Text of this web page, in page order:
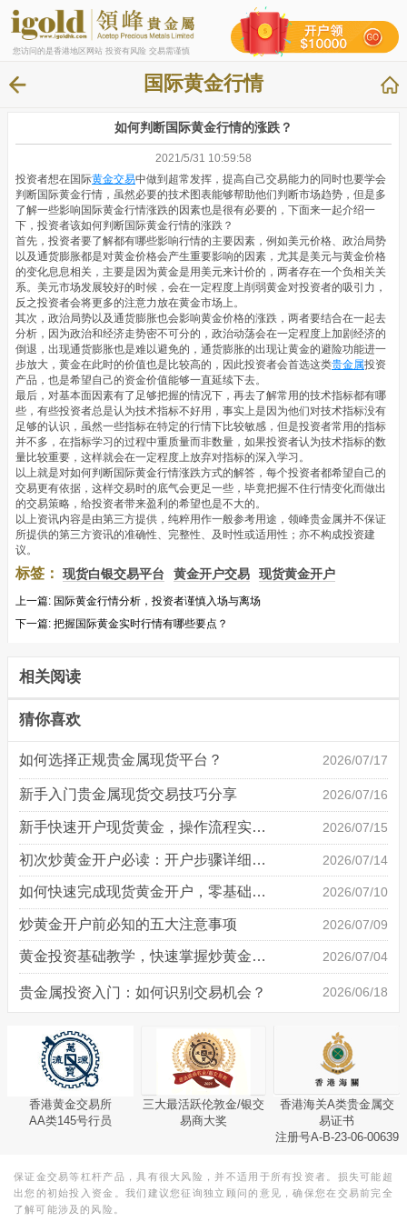
您访问的是香港地区网站 投资有风险 交易需谨慎
国际黄金行情
如何判断国际黄金行情的涨跌？
2021/5/31 10:59:58
投资者想在国际黄金交易中做到超常发挥，提高自己交易能力的同时也要学会
判断国际黄金行情，虽然必要的技术图表能够帮助他们判断市场趋势，但是多
了解一些影响国际黄金行情涨跌的因素也是很有必要的，下面来一起介绍一
下，投资者该如何判断国际黄金行情的涨跌？
首先，投资者要了解都有哪些影响行情的主要因素，例如美元价格、政治局势
以及通货膨胀都是对黄金价格会产生重要影响的因素，尤其是美元与黄金价格
的变化息息相关，主要是因为黄金是用美元来计价的，两者存在一个负相关关
系。美元市场发展较好的时候，会在一定程度上削弱黄金对投资者的吸引力，
反之投资者会将更多的注意力放在黄金市场上。
其次，政治局势以及通货膨胀也会影响黄金价格的涨跌，两者要结合在一起去
分析，因为政治和经济走势密不可分的，政治动荡会在一定程度上加剧经济的
倒退，出现通货膨胀也是难以避免的，通货膨胀的出现让黄金的避险功能进一
步放大，黄金在此时的价值也是比较高的，因此投资者会首选这类贵金属投资
产品，也是希望自己的资金价值能够一直延续下去。
最后，对基本面因素有了足够把握的情况下，再去了解常用的技术指标都有哪
些，有些投资者总是认为技术指标不好用，事实上是因为他们对技术指标没有
足够的认识，虽然一些指标在特定的行情下比较敏感，但是投资者常用的指标
并不多，在指标学习的过程中重质量而非数量，如果投资者认为技术指标的数
量比较重要，这样就会在一定程度上放弃对指标的深入学习。
以上就是对如何判断国际黄金行情涨跌方式的解答，每个投资者都希望自己的
交易更有依据，这样交易时的底气会更足一些，毕竟把握不住行情变化而做出
的交易策略，给投资者带来盈利的希望也是不大的。
以上资讯内容是由第三方提供，纯粹用作一般参考用途，领峰贵金属并不保证
所提供的第三方资讯的准确性、完整性、及时性或适用性；亦不构成投资建
议。
标签： 现货白银交易平台 黄金开户交易 现货黄金开户
上一篇: 国际黄金行情分析，投资者谨慎入场与离场
下一篇: 把握国际黄金实时行情有哪些要点？
相关阅读
猜你喜欢
如何选择正规贵金属现货平台？ 2026/07/17
新手入门贵金属现货交易技巧分享 2026/07/16
新手快速开户现货黄金，操作流程实操详解 2026/07/15
初次炒黄金开户必读：开户步骤详细说明 2026/07/14
如何快速完成现货黄金开户，零基础也能轻松上手 2026/07/10
炒黄金开户前必知的五大注意事项 2026/07/09
黄金投资基础教学，快速掌握炒黄金技巧 2026/07/04
贵金属投资入门：如何识别交易机会？ 2026/06/18
香港黄金交易所
AA类145号行员
三大最活跃伦敦金/银交
易商大奖
香港海关A类贵金属交
易证书
注册号A-B-23-06-00639
保证金交易等杠杆产品，具有很大风险，并不适用于所有投资者。损失可能超
出您的初始投入资金。我们建议您征询独立顾问的意见，确保您在交易前完全
了解可能涉及的风险。